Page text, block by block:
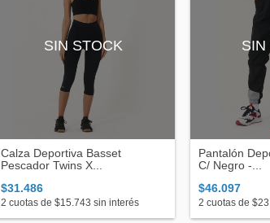
SIN STOCK
Calza Deportiva Basset
Pescador Twins X...
$31.486
2 cuotas de $15.743 sin interés
SIN
Pantalón
C/ Negro -...
$46.097
2 cuotas de